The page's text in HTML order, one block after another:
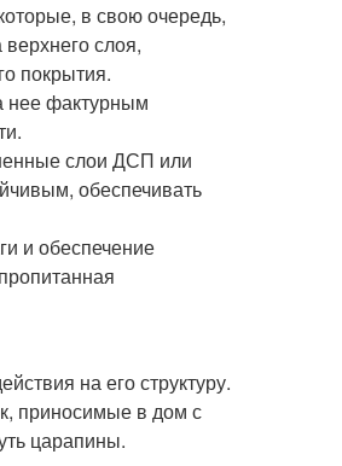
в свою очередь,
слоя,
покрытия.
нее фактурным
слои ДСП или
обеспечивать
и обеспечение
на его структуру.
приносимые в дом с
царапины.